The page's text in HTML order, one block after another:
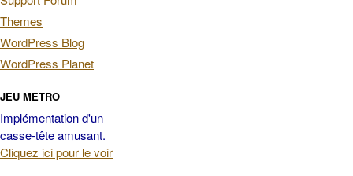
Themes
WordPress Blog
WordPress Planet
JEU METRO
Implémentation d'un
casse-tête amusant.
Cliquez ici pour le voir